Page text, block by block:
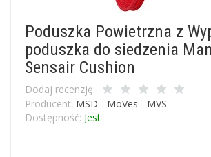
Poduszka Powietrzna z
poduszka do siedzenia
Sensair Cushion
Dodaj recenzję:
Producent: MSD - MoVes - MVS
Dostępność: Jest